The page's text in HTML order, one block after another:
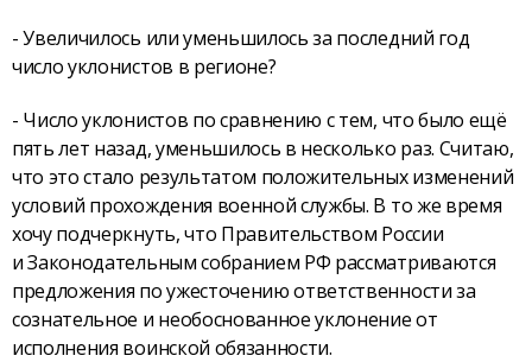
- Увеличилось или уменьшилось за последний год
число уклонистов в регионе?
- Число уклонистов по сравнению с тем, что было ещё
пять лет назад, уменьшилось в несколько раз. Считаю,
что это стало результатом положительных изменений
условий прохождения военной службы. В то же время
хочу подчеркнуть, что Правительством России
и Законодательным собранием РФ рассматриваются
предложения по ужесточению ответственности за
сознательное и необоснованное уклонение от
исполнения воинской обязанности.